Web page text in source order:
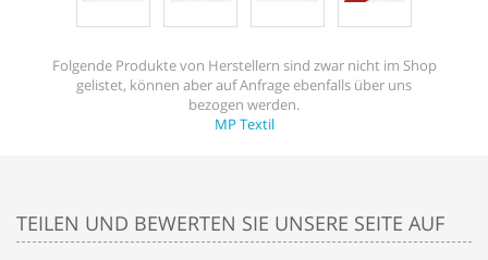
Folgende Produkte von Herstellern sind zwar nicht im Shop
gelistet, können aber auf Anfrage ebenfalls über uns
bezogen werden.
MP Textil
TEILEN UND BEWERTEN SIE UNSERE SEITE AUF